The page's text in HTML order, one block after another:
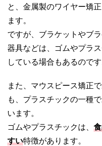
と、金属製のワイヤー矯
ます。
ですが、ブラケットやブ
器具などは、ゴムやプラ
している場合もあるのです
また、マウスピース矯正
も、プラスチックの一種
います。
ゴムやプラスチックは、
すい特徴があります。